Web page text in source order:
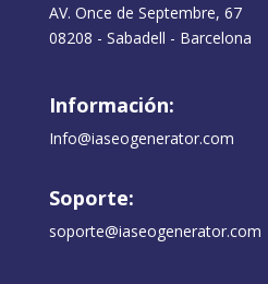
AV. Once de Septembre, 67
08208 - Sabadell - Barcelona
Información:
Info@iaseogenerator.com
Soporte:
soporte@iaseogenerator.com